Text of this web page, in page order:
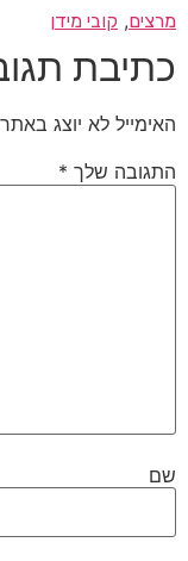
מרצים, קובי מידן
כתיבת
האימייל לא יוצג
התגובה שלך *
שם